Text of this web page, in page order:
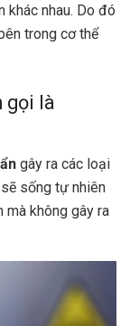
khác nhau. Do đó
trong cơ thể
gọi là
gây ra các loại
sống tự nhiên
mà không gây ra